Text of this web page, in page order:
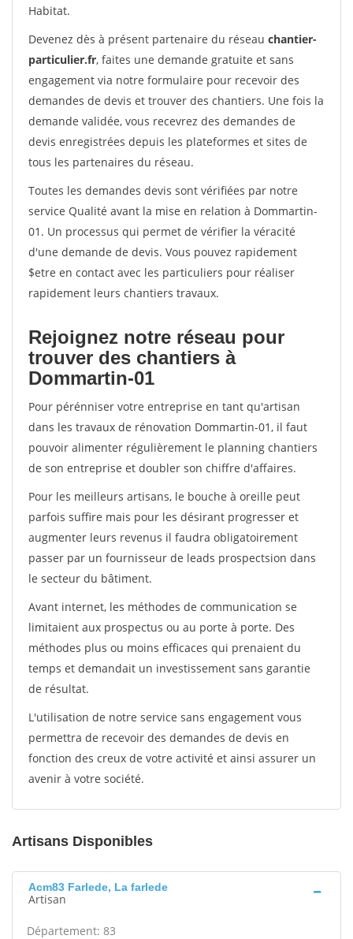
Habitat.
Devenez dès à présent partenaire du réseau chantier-
particulier.fr, faites une demande gratuite et sans
engagement via notre formulaire pour recevoir des
demandes de devis et trouver des chantiers. Une fois la
demande validée, vous recevrez des demandes de
devis enregistrées depuis les plateformes et sites de
tous les partenaires du réseau.
Toutes les demandes devis sont vérifiées par notre
service Qualité avant la mise en relation à Dommartin-
01. Un processus qui permet de vérifier la véracité
d'une demande de devis. Vous pouvez rapidement
$etre en contact avec les particuliers pour réaliser
rapidement leurs chantiers travaux.
Rejoignez notre réseau pour
trouver des chantiers à
Dommartin-01
Pour pérénniser votre entreprise en tant qu'artisan
dans les travaux de rénovation Dommartin-01, il faut
pouvoir alimenter régulièrement le planning chantiers
de son entreprise et doubler son chiffre d'affaires.
Pour les meilleurs artisans, le bouche à oreille peut
parfois suffire mais pour les désirant progresser et
augmenter leurs revenus il faudra obligatoirement
passer par un fournisseur de leads prospectsion dans
le secteur du bâtiment.
Avant internet, les méthodes de communication se
limitaient aux prospectus ou au porte à porte. Des
méthodes plus ou moins efficaces qui prenaient du
temps et demandait un investissement sans garantie
de résultat.
L'utilisation de notre service sans engagement vous
permettra de recevoir des demandes de devis en
fonction des creux de votre activité et ainsi assurer un
avenir à votre société.
Artisans Disponibles
Acm83 Farlede, La farlede
Artisan
Département: 83